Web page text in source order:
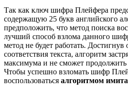
Так как ключ шифра Плейфера
содержащую 25 букв английского
предположить, что метод поиска
лучший способ взлома данного
метод не будет работать.
соответствия текста, алгоритм
максимума и не сможет продолжить
Чтобы успешно взломать шифр
воспользоваться алгоритмом